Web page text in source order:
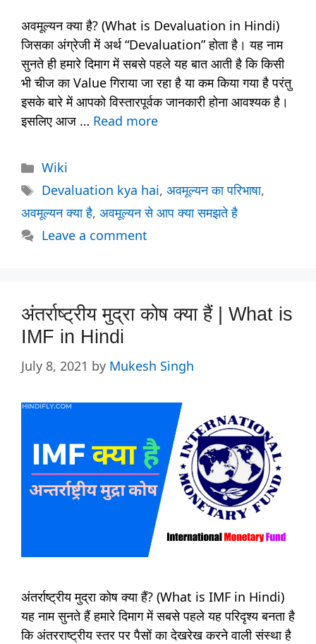
अवमूल्यन क्या है? (What is Devaluation in Hindi)
जिसका अंग्रेजी में अर्थ “Devaluation” होता है। यह नाम
सुनते ही हमारे दिमाग में सबसे पहले यह बात आती है कि किसी
भी चीज का Value गिराया जा रहा है या कम किया गया है परंतु
इसके बारे में आपको विस्तारपूर्वक जानकारी होना आवश्यक है।
इसलिए आज … Read more
Categories
Wiki
Tags
Devaluation kya hai, अवमूल्यन का परिभाषा,
अवमूल्यन क्या है, अवमूल्यन से आप क्या समझते है
Leave a comment
अंतर्राष्ट्रीय मुद्रा कोष क्या हैं | What is
IMF in Hindi
July 8, 2021 by Mukesh Singh
अंतर्राष्ट्रीय मुद्रा कोष क्या हैं? (What is IMF in Hindi)
यह नाम सुनते हैं हमारे दिमाग में सबसे पहले यह परिदृश्य बनता है
कि अंतरराष्ट्रीय स्तर पर पैसों का देखरेख करने वाली संस्था है